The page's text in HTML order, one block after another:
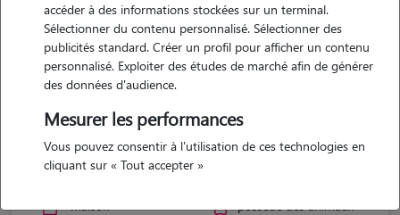
Juliane
Bédarieux 34600
accéder à des informations stockées sur un terminal.
Sélectionner du contenu personnalisé. Sélectionner des
publicités standard. Créer un profil pour afficher un contenu
personnalisé. Exploiter des études de marché afin de générer
des données d'audience.
Mesurer les performances
Vous pouvez consentir à l'utilisation de ces technologies en
cliquant sur « Tout accepter »